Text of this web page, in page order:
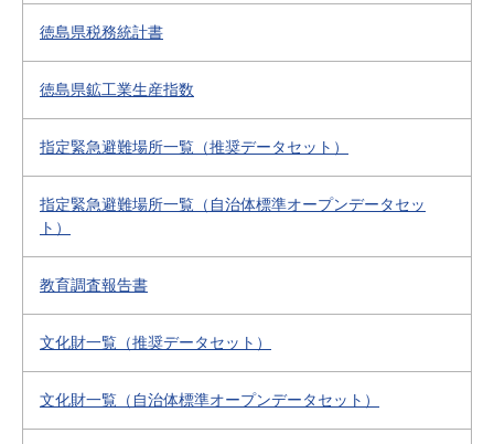
徳島県税務統計書
徳島県鉱工業生産指数
指定緊急避難場所一覧（推奨データセット）
指定緊急避難場所一覧（自治体標準オープンデータセッ
ト）
教育調査報告書
文化財一覧（推奨データセット）
文化財一覧（自治体標準オープンデータセット）